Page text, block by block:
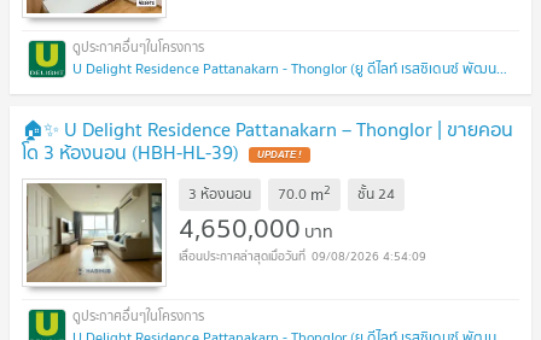
U Delight Residence Pattanakarn - Thonglor (ยู ดีไลท์ เรสซิเดนซ์ พัฒนาการ - ทองหล่อ)
🏠✨ U Delight Residence Pattanakarn – Thonglor | ขายคอน
โด 3 ห้องนอน (HBH-HL-39) UPDATE !
3 ห้องนอน 70.0 m2 ชั้น24
4,650,000 บาท
09/08/2026 4:54:09